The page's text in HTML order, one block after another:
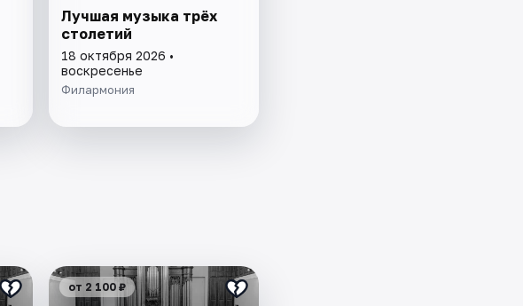
Лучшая музыка трёх
столетий
18 октября 2026 •
воскресенье
Филармония
от 2 100 ₽